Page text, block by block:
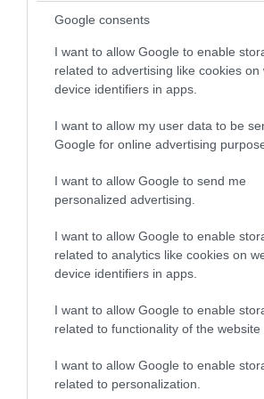
Google consents
I want to allow Google to enable
related to advertising like cookies on
device identifiers in apps.
I want to allow my user data to be
Google for online advertising
I want to allow Google to send me
personalized advertising.
I want to allow Google to enable
related to analytics like cookies on
device identifiers in apps.
I want to allow Google to enable
related to functionality of the website
I want to allow Google to enable
related to personalization.
központban elhelyezett
rengeteg tükörrel vettek körbe.
illetve női mosdókagyló, és pipere
párok egymás zavarása nélkül,
stresszmentesen készülhetnek el az
vacsorához, kultúrális programhoz,
eséllyel időben . Magától
higyjétek el nekem, hogy nagy
nem csak azért, mert a legjobbak
vendégeknek, hanem valóban más-
Chanel No.5 bekészítés.